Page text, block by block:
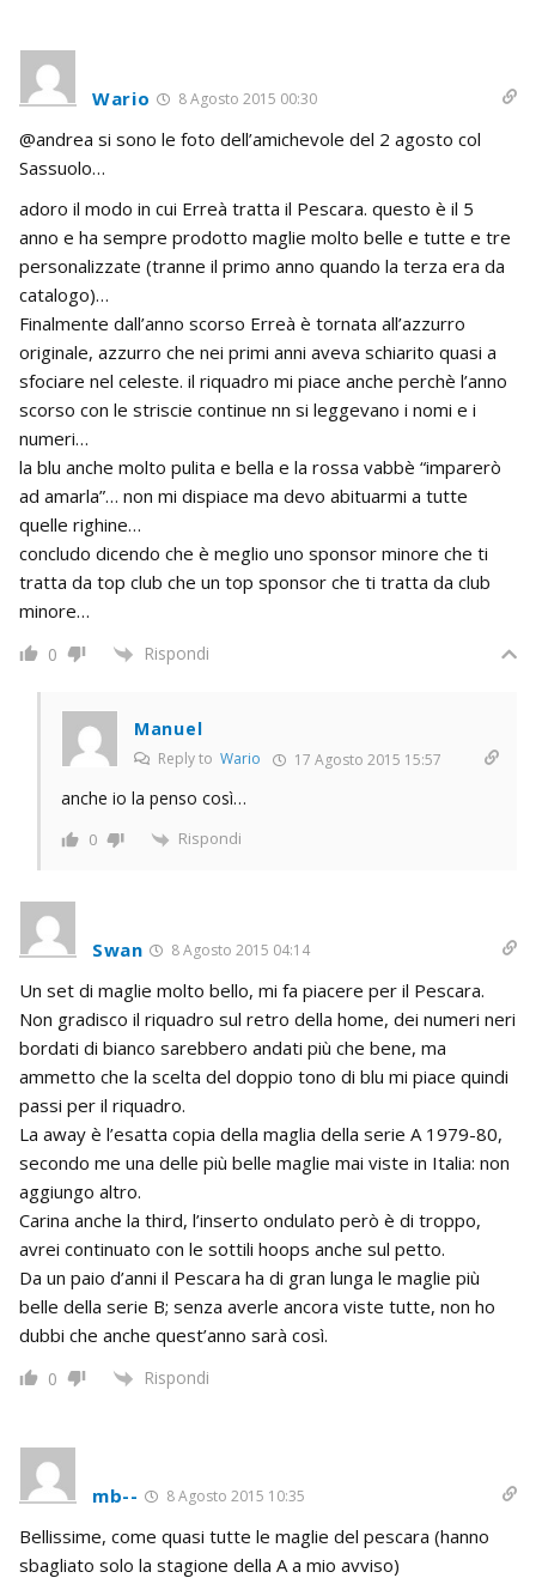
Wario 8 Agosto 2015 00:30
@andrea si sono le foto dell’amichevole del 2 agosto col
Sassuolo…
adoro il modo in cui Erreà tratta il Pescara. questo è il 5
anno e ha sempre prodotto maglie molto belle e tutte e tre
personalizzate (tranne il primo anno quando la terza era da
catalogo)…
Finalmente dall’anno scorso Erreà è tornata all’azzurro
originale, azzurro che nei primi anni aveva schiarito quasi a
sfociare nel celeste. il riquadro mi piace anche perchè l’anno
scorso con le striscie continue nn si leggevano i nomi e i
numeri…
la blu anche molto pulita e bella e la rossa vabbè “imparerò
ad amarla”… non mi dispiace ma devo abituarmi a tutte
quelle righine…
concludo dicendo che è meglio uno sponsor minore che ti
tratta da top club che un top sponsor che ti tratta da club
minore…
0 Rispondi
Manuel
Reply to Wario 17 Agosto 2015 15:57
anche io la penso così…
0 Rispondi
Swan 8 Agosto 2015 04:14
Un set di maglie molto bello, mi fa piacere per il Pescara.
Non gradisco il riquadro sul retro della home, dei numeri neri
bordati di bianco sarebbero andati più che bene, ma
ammetto che la scelta del doppio tono di blu mi piace quindi
passi per il riquadro.
La away è l’esatta copia della maglia della serie A 1979-80,
secondo me una delle più belle maglie mai viste in Italia: non
aggiungo altro.
Carina anche la third, l’inserto ondulato però è di troppo,
avrei continuato con le sottili hoops anche sul petto.
Da un paio d’anni il Pescara ha di gran lunga le maglie più
belle della serie B; senza averle ancora viste tutte, non ho
dubbi che anche quest’anno sarà così.
0 Rispondi
mb-- 8 Agosto 2015 10:35
Bellissime, come quasi tutte le maglie del pescara (hanno
sbagliato solo la stagione della A a mio avviso)